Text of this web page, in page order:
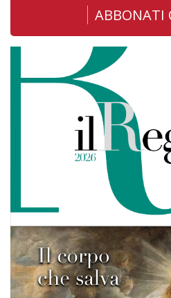
ABBONATI